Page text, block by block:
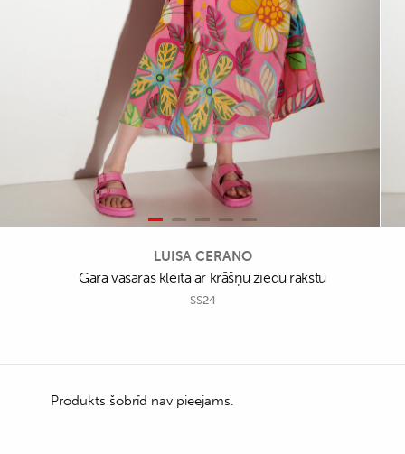
LUISA CERANO
Gara vasaras kleita ar krāšņu ziedu rakstu
SS24
Produkts šobrīd nav pieejams.